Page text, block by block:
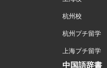
杭州校
杭州プチ留学
上海プチ留学
中国語辞書